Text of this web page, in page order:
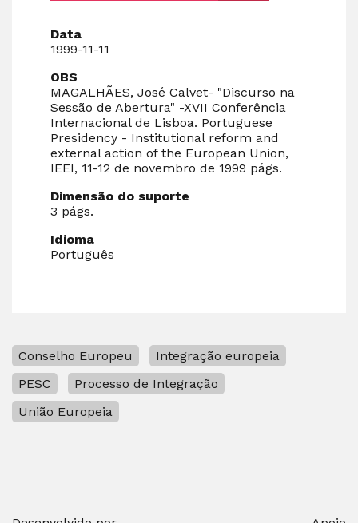
Data
1999-11-11
OBS
MAGALHÃES, José Calvet- "Discurso na
Sessão de Abertura" -XVII Conferência
Internacional de Lisboa. Portuguese
Presidency - Institutional reform and
external action of the European Union,
IEEI, 11-12 de novembro de 1999 págs.
Dimensão do suporte
3 págs.
Idioma
Português
Conselho Europeu
Integração europeia
PESC
Processo de Integração
União Europeia